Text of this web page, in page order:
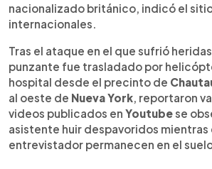
nacionalizado británico, indicó el
internacionales.
Tras el ataque en el que sufrió
punzante fue trasladado por
hospital desde el precinto de
al oeste de Nueva York , reportaron
videos publicados en Youtubese
asistente huir despavoridos mientras
entrevistador permanecen en el